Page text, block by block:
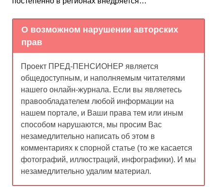
О возможном нарушении авторских
прав
Проект ПРЕД-ПЕНСИОНЕР является
общедоступным, и наполняемым читателями
нашего онлайн-журнала. Если вы являетесь
правообладателем любой информации на
нашем портале, и Ваши права тем или иным
способом нарушаются, мы просим Вас
незамедлительно написать об этом в
комментариях к спорной статье (то же касается
фотографий, иллюстраций, инфографики). И мы
незамедлительно удалим материал.